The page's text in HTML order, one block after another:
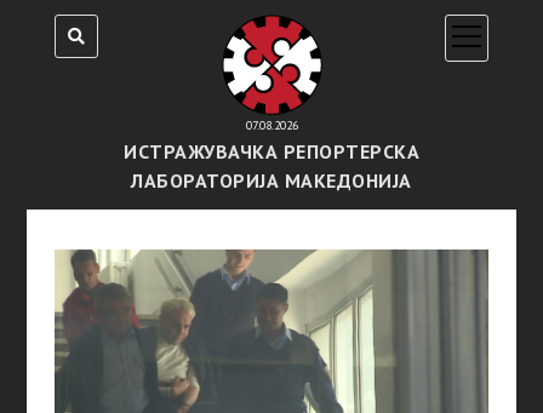
07.08.2026
ИСТРАЖУВАЧКА РЕПОРТЕРСКА
ЛАБОРАТОРИЈА МАКЕДОНИЈА
open
menu